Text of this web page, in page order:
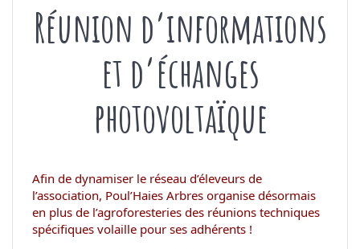
Réunion d’informations
et d’échanges
photovoltaïque
Afin de dynamiser le réseau d’éleveurs de
l’association, Poul’Haies Arbres organise désormais
en plus de l’agroforesteries des réunions techniques
spécifiques volaille pour ses adhérents !